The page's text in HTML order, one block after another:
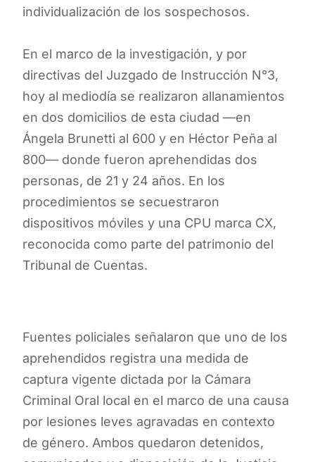
individualización de los sospechosos.
En el marco de la investigación, y por
directivas del Juzgado de Instrucción N°3,
hoy al mediodía se realizaron allanamientos
en dos domicilios de esta ciudad —en
Ángela Brunetti al 600 y en Héctor Peña al
800— donde fueron aprehendidas dos
personas, de 21 y 24 años. En los
procedimientos se secuestraron
dispositivos móviles y una CPU marca CX,
reconocida como parte del patrimonio del
Tribunal de Cuentas.
Fuentes policiales señalaron que uno de los
aprehendidos registra una medida de
captura vigente dictada por la Cámara
Criminal Oral local en el marco de una causa
por lesiones leves agravadas en contexto
de género. Ambos quedaron detenidos,